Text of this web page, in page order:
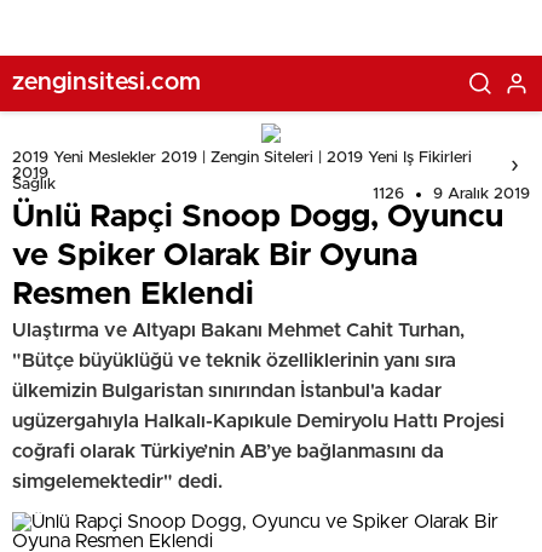
zenginsitesi.com
2019 Yeni Meslekler 2019 | Zengin Siteleri | 2019 Yeni Iş Fikirleri
2019
Sağlık
1126 9 Aralık 2019
Ünlü Rapçi Snoop Dogg, Oyuncu
ve Spiker Olarak Bir Oyuna
Resmen Eklendi
Ulaştırma ve Altyapı Bakanı Mehmet Cahit Turhan,
"Bütçe büyüklüğü ve teknik özelliklerinin yanı sıra
ülkemizin Bulgaristan sınırından İstanbul'a kadar
ugüzergahıyla Halkalı-Kapıkule Demiryolu Hattı Projesi
coğrafi olarak Türkiye’nin AB’ye bağlanmasını da
simgelemektedir" dedi.